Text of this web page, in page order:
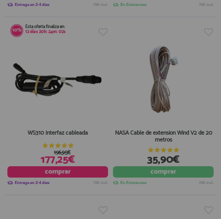
Entrega en 2-4 días IVA incl. En Existencias IVA incl.
10% Esta oferta finaliza en:
12días20h:24m:01s
WS310 Interfaz cableada
177,25€
196,95€
comprar
Entrega en 2-4 días IVA incl.
NASA Cable de extensión Wind V2 de 20
metros
35,90€
comprar
En Existencias IVA incl.